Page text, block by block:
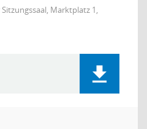
Marktplatz 1,